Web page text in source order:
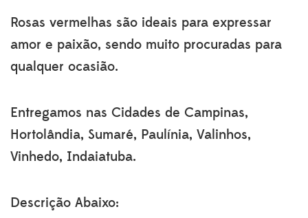
era:
R$135.70.
é:
Rosas vermelhas são ideais para expressar
amor e paixão, sendo muito procuradas para
qualquer ocasião.
Entregamos nas Cidades de Campinas,
Hortolândia, Sumaré, Paulínia, Valinhos,
Vinhedo, Indaiatuba.
Descrição Abaixo: